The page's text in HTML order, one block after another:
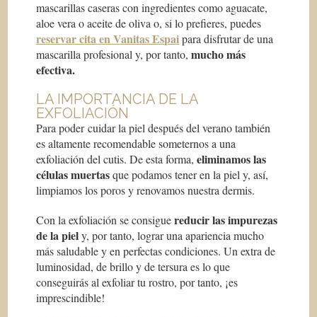
mascarillas caseras con ingredientes como aguacate,
aloe vera o aceite de oliva o, si lo prefieres, puedes
reservar cita en Vanitas Espaipara disfrutar de una
mascarilla profesional y, por tanto,mucho más
efectiva.
LA IMPORTANCIA DE LA
EXFOLIACIÓN
Para poder cuidar la piel después del verano también
es altamente recomendable someternos a una
exfoliación del cutis. De esta forma, eliminamos las
células muertasque podamos tener en la piel y, así,
limpiamos los poros y renovamos nuestra dermis.
Con la exfoliación se consiguereducir las impurezas
de la piely, por tanto, lograr una apariencia mucho
más saludable y en perfectas condiciones. Un extra de
luminosidad, de brillo y de tersura es lo que
conseguirás al exfoliar tu rostro, por tanto, ¡es
imprescindible!